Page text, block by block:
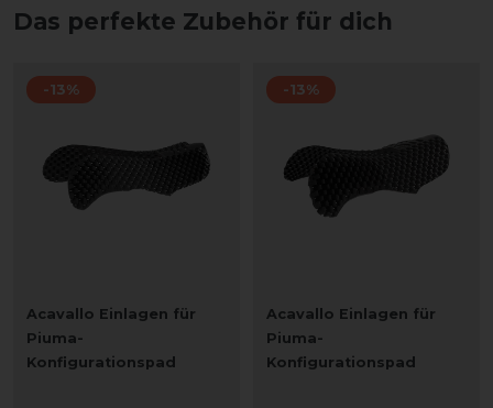
Das perfekte Zubehör für dich
-13%
Acavallo Einlagen für
Piuma-
Konfigurationspad
-13%
Acavallo Einlagen für
Piuma-
Konfigurationspad